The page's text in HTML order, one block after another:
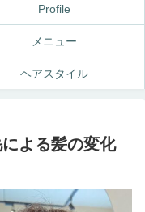
Profile
メニュー
ヘアスタイル
による髪の変化